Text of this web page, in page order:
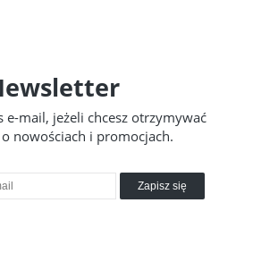
e-mail, jeżeli chcesz otrzymywać
nowościach i promocjach.
Zapisz się